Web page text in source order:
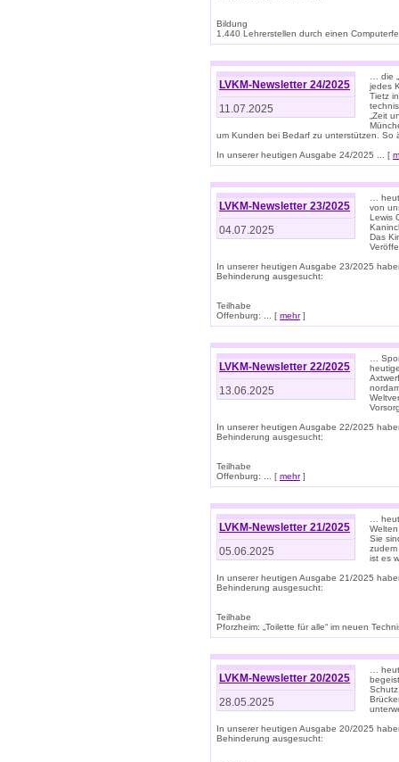
Bildung
1.440 Lehrerstellen durch einen
LVKM-Newsletter 24/2025
11.07.2025
… die
jedes
Tietz
„Zeit
um Kunden bei Bedarf zu unterstützen.
In unserer heutigen Ausgabe 24/2025 ... [
LVKM-Newsletter 23/2025
04.07.2025
…
von
Lewis
Das
In unserer heutigen Ausgabe 23/2025
Behinderung ausgesucht:
Teilhabe
Offenburg: ... [ mehr]
LVKM-Newsletter 22/2025
13.06.2025
…
In unserer heutigen Ausgabe 22/2025
Behinderung ausgesucht:
Teilhabe
Offenburg: ... [ mehr]
LVKM-Newsletter 21/2025
05.06.2025
…
Sie
ist es
In unserer heutigen Ausgabe 21/2025
Behinderung ausgesucht:
Teilhabe
Pforzheim: „Toilette für alle“ im neuen
LVKM-Newsletter 20/2025
28.05.2025
…
In unserer heutigen Ausgabe 20/2025
Behinderung ausgesucht: